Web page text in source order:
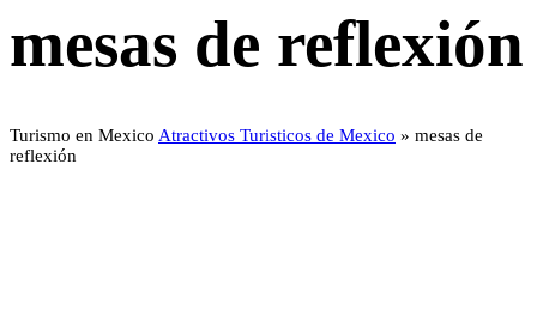
mesas de reflexión
Turismo en Mexico Atractivos Turisticos de Mexico » mesas de
reflexión